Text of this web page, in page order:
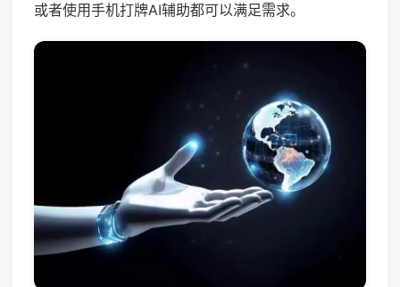
或者使用手机打牌AI辅助都可以满足需求。